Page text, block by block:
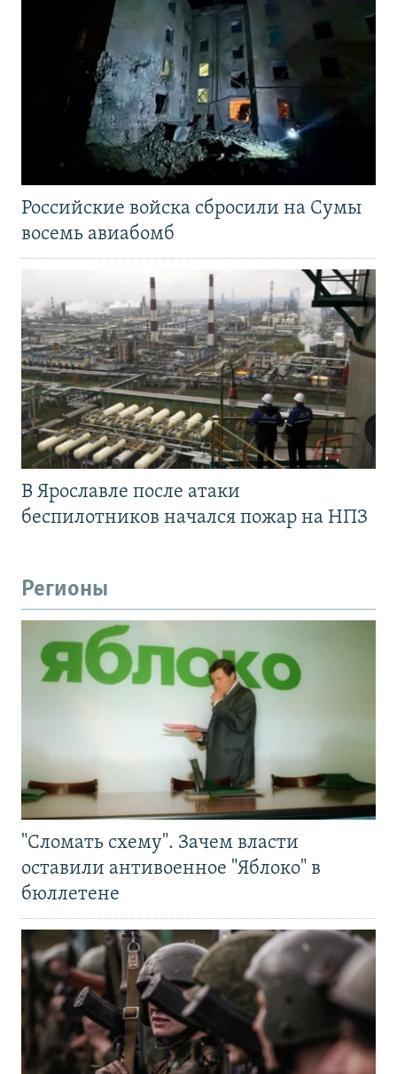
Российские войска сбросили на Сумы
восемь авиабомб
В Ярославле после атаки
беспилотников начался пожар на НПЗ
Регионы
"Сломать схему". Зачем власти
оставили антивоенное "Яблоко" в
бюллетене